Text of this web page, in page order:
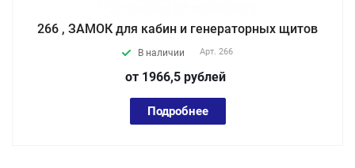
266 , ЗАМОК для кабин и генераторных щитов
В наличии Арт. 266
от 1966,5 рублей
Подробнее